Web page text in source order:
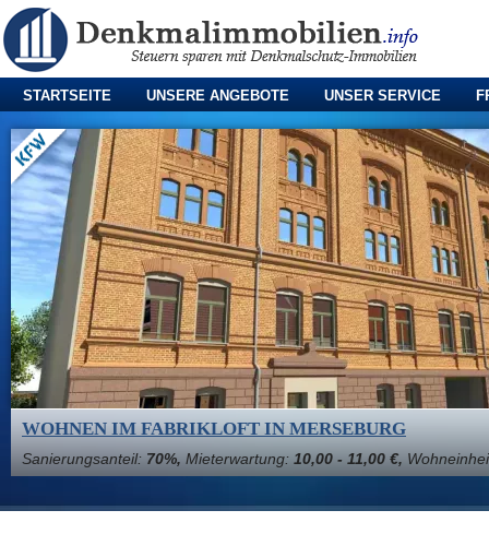
STARTSEITE UNSERE ANGEBOTE UNSER SERVICE
WOHNEN IM FABRIKLOFT IN MERSEBURG
Sanierungsanteil: 70%, Mieterwartung: 10,00 - 11,00 €,